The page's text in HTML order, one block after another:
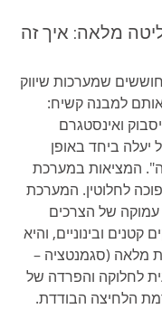
מלאה: איך זה
שמערכות שיווק
אותם למבנה קשיח:
ואינסטגרם
יעלה ביחד באופן
המציאות במערכת
לחלוטין. המערכת
של הצרכים
קטנים ובינוניים, והיא
מלאה (סגמנטציה –
לחלוקה והפרדה של
הלחיצה הבודדת.